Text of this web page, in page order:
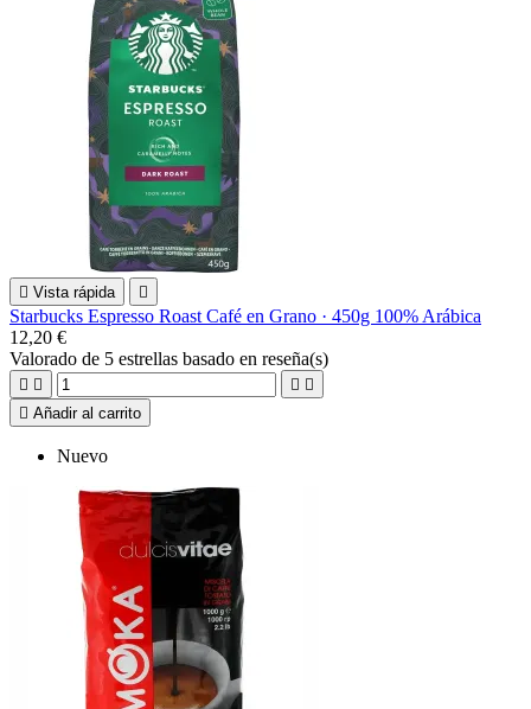
 Vista rápida 
Starbucks Espresso Roast Café en Grano · 450g 100% Arábica
12,20 €
Valorado de 5 estrellas basado en reseña(s)
   
 Añadir al carrito
Nuevo